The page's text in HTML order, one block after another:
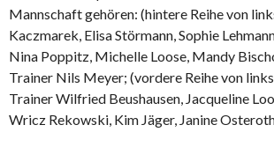
Mannschaft gehören: (hintere Reihe von
Kaczmarek, Elisa Störmann, Sophie
Nina Poppitz, Michelle Loose, Mandy
Trainer Nils Meyer; (vordere Reihe von
Trainer Wilfried Beushausen, Jacqueline
Wricz Rekowski, Kim Jäger, Janine